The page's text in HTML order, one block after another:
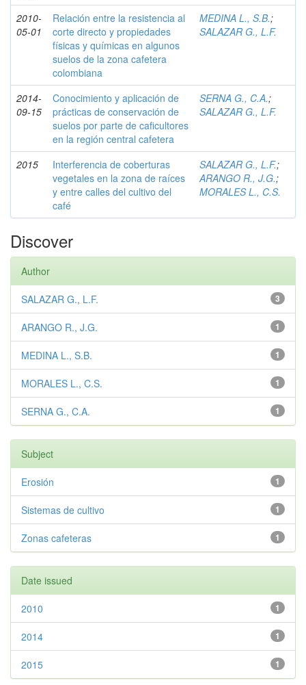
2010-
05-01
Relación entre la resistencia al
corte directo y propiedades
físicas y químicas en algunos
suelos de la zona cafetera
colombiana
MEDINA L., S.B.;
SALAZAR G., L.F.
2014-
09-15
Conocimiento y aplicación de
prácticas de conservación de
suelos por parte de caficultores
en la región central cafetera
SERNA G., C.A.;
SALAZAR G., L.F.
2015
Interferencia de coberturas
vegetales en la zona de raíces
y entre calles del cultivo del
café
SALAZAR G., L.F.;
ARANGO R., J.G.;
MORALES L., C.S.
Discover
Author
3
SALAZAR G., L.F.
1
ARANGO R., J.G.
1
MEDINA L., S.B.
1
MORALES L., C.S.
1
SERNA G., C.A.
Subject
1
Erosión
1
Sistemas de cultivo
1
Zonas cafeteras
Date issued
1
2010
1
2014
1
2015